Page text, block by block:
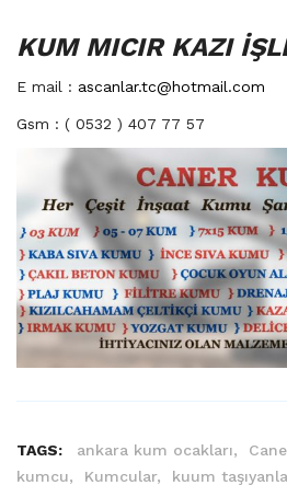
KUM MICIR KAZI
E mail : ascanlar.tc@hotmail.com
Gsm : ( 0532 ) 407 77 57
TAGS: ankara kum ocakları,
kumcu,
Kumcular, kuum